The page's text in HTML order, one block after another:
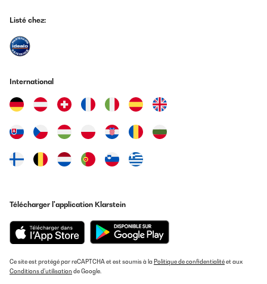
Listé chez:
International
Télécharger l'application Klarstein
Ce site est protégé par reCAPTCHA et est soumis à la Politique de confidentialitéet aux
Conditions d'utilisation de Google.